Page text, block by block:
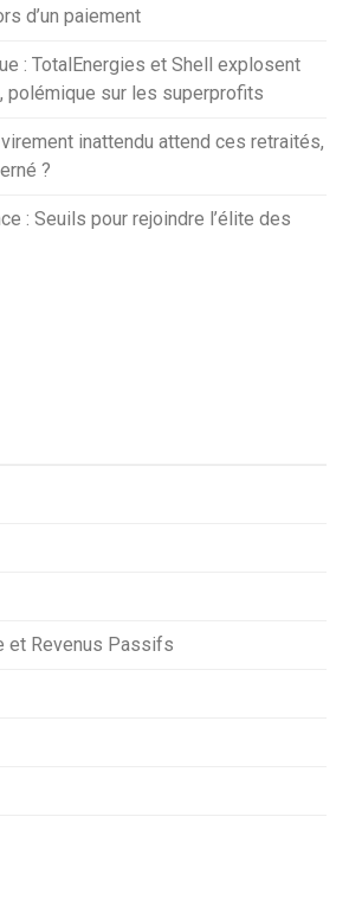
d’un paiement
: TotalEnergies et Shell explosent
polémique sur les superprofits
inattendu attend ces retraités,
?
: Seuils pour rejoindre l’élite des
et Revenus Passifs